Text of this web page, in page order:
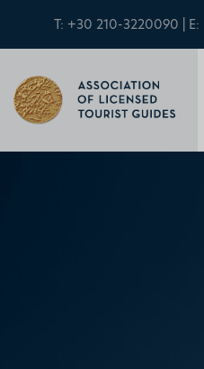
T: +30 210-3220090 | E: